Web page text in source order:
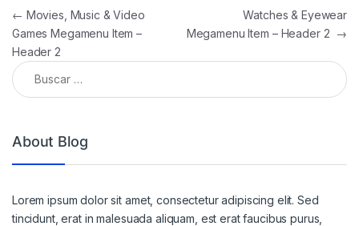
Navegación de entradas
← Movies, Music & Video
Games Megamenu Item –
Header 2
Watches & Eyewear
Megamenu Item – Header 2 →
Buscar:
About Blog
Lorem ipsum dolor sit amet, consectetur adipiscing elit. Sed
tincidunt, erat in malesuada aliquam, est erat faucibus purus,